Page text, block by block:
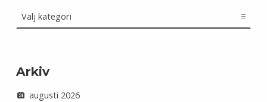
Arkiv
augusti 2026